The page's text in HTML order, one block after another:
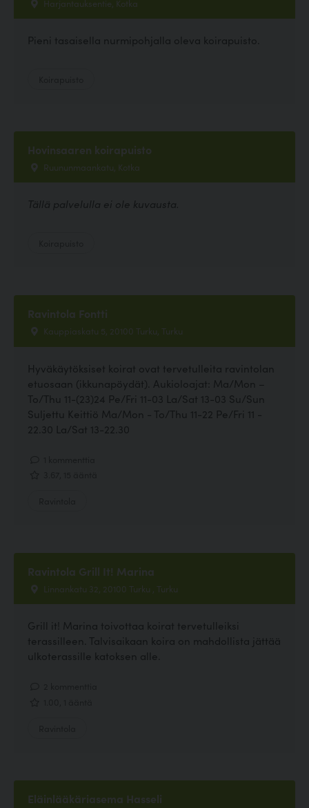
Harjantauksentie, Kotka
Pieni tasaisella nurmipohjalla oleva koirapuisto.
Hovinsaaren koirapuisto
Ruununmaankatu, Kotka
Tällä palvelulla ei ole kuvausta.
Ravintola Fontti
Kauppiaskatu 5, 20100 Turku, Turku
Hyväkäytöksiset koirat ovat tervetulleita ravintolan
etuosaan (ikkunapöydät). Aukioloajat: Ma/Mon –
To/Thu 11-(23)24 Pe/Fri 11-03 La/Sat 13-03 Su/Sun
Suljettu Keittiö Ma/Mon - To/Thu 11-22 Pe/Fri 11 -
22.30 La/Sat 13-22.30
Ravintola Grill It! Marina
Linnankatu 32, 20100 Turku , Turku
Grill it! Marina toivottaa koirat tervetulleiksi
terassilleen. Talvisaikaan koira on mahdollista jättää
ulkoterassille katoksen alle.
Eläinlääkäriasema Hasseli